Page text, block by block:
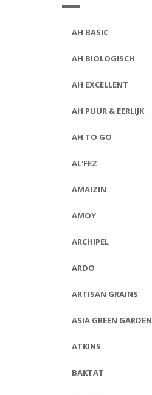
AH BASIC
AH BIOLOGISCH
AH EXCELLENT
AH PUUR & EERLIJK
AH TO GO
AL'FEZ
AMAIZIN
AMOY
ARCHIPEL
ARDO
ARTISAN GRAINS
ASIA GREEN GARDEN
ATKINS
BAKTAT